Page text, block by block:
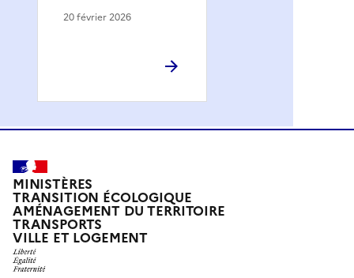
20 février 2026
MINISTÈRES
TRANSITION ÉCOLOGIQUE
AMÉNAGEMENT DU TERRITOIRE
TRANSPORTS
VILLE ET LOGEMENT